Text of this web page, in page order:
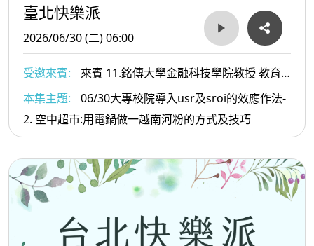
臺北快樂派
2026/06/30 (二) 06:00
受邀來賓:
來賓 11.銘傳大學金融科技學院教授 教育
部SROI委員 李智仁博士 2. .文化影響力平台總監 陳德
齡博士 3健行科技大學餐旅管理系黃經典教授
本集主題:
06/30大專校院導入usr及sroi的效應作法-
2. 空中超市:用電鍋做一越南河粉的方式及技巧